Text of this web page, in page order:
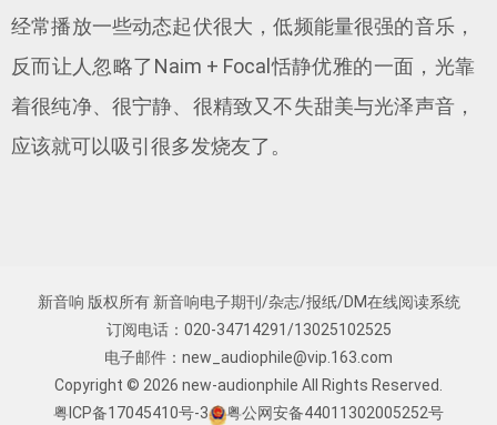
经常播放一些动态起伏很大，低频能量很强的音乐，
反而让人忽略了Naim + Focal恬静优雅的一面，光靠
着很纯净、很宁静、很精致又不失甜美与光泽声音，
应该就可以吸引很多发烧友了。
新音响 版权所有 新音响电子期刊/杂志/报纸/DM在线阅读系统
订阅电话：020-34714291/13025102525
电子邮件： new_audiophile@vip.163.com
Copyright © 2026 new-audionphile All Rights Reserved.
粤ICP备17045410号-3
粤公网安备44011302005252号